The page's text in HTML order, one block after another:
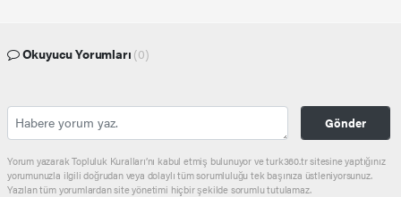
Okuyucu Yorumları (0)
Gönder
Yorum yazarak Topluluk Kuralları’nı kabul etmiş bulunuyor ve turk360.tr sitesine yaptığınız
yorumunuzla ilgili doğrudan veya dolaylı tüm sorumluluğu tek başınıza üstleniyorsunuz.
Yazılan tüm yorumlardan site yönetimi hiçbir şekilde sorumlu tutulamaz.